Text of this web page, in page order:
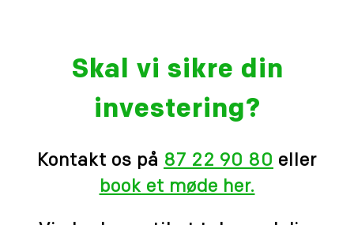
Skal vi sikre din
investering?
Kontakt os på 87 22 90 80 eller
book et møde her.